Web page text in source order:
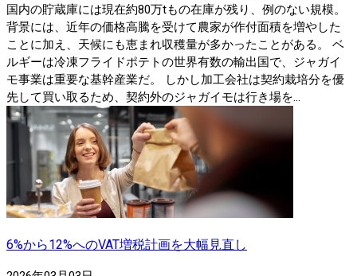
国内の貯蔵庫には現在約80万tもの在庫が残り、例のない規模。
背景には、近年の価格高騰を受けて農家が作付面積を増やした
ことに加え、天候にも恵まれ収穫量が多かったことがある。 ベ
ルギーは冷凍フライドポテトの世界有数の輸出国で、ジャガイ
モ事業は重要な基幹産業だ。 しかし加工会社は契約栽培分を優
先して買い取るため、契約外のジャガイモは行き場を...
6%から12%へのVAT増税計画を大幅見直し